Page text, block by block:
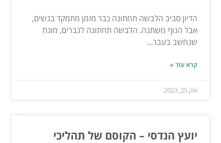
הדיון סביב הלבשה תחתונה כבר מזמן מתמקד בנשים,
אבל הנוף משתנה. הלבשה תחתונה לגברים, מונח
שנחשב בעבר...
קרא עוד »
אוק 25, 2023
יועץ הנדסי – הקוסם של תהליכי